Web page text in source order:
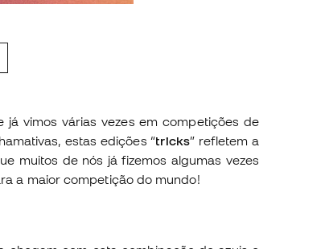
já vimos várias vezes em competições de
estas edições “tricks” refletem a
muitos de nós já fizemos algumas vezes
a maior competição do mundo!